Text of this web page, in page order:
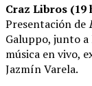
Craz Libros (19
Presentación de
Galuppo, junto
música en vivo,
Jazmín Varela.